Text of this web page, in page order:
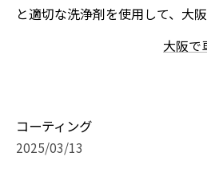
と適切な洗浄剤を使用して、大
大阪で
コーティング
2025/03/13